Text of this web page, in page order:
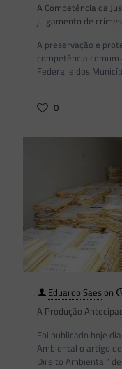
A Competência da
julgamento de
A preservação e
competência comum
Federal e dos
0
Eduardo Saeson
A Produção
Foi publicado hoje
Ambiental o artigo
Direito Ambiental”